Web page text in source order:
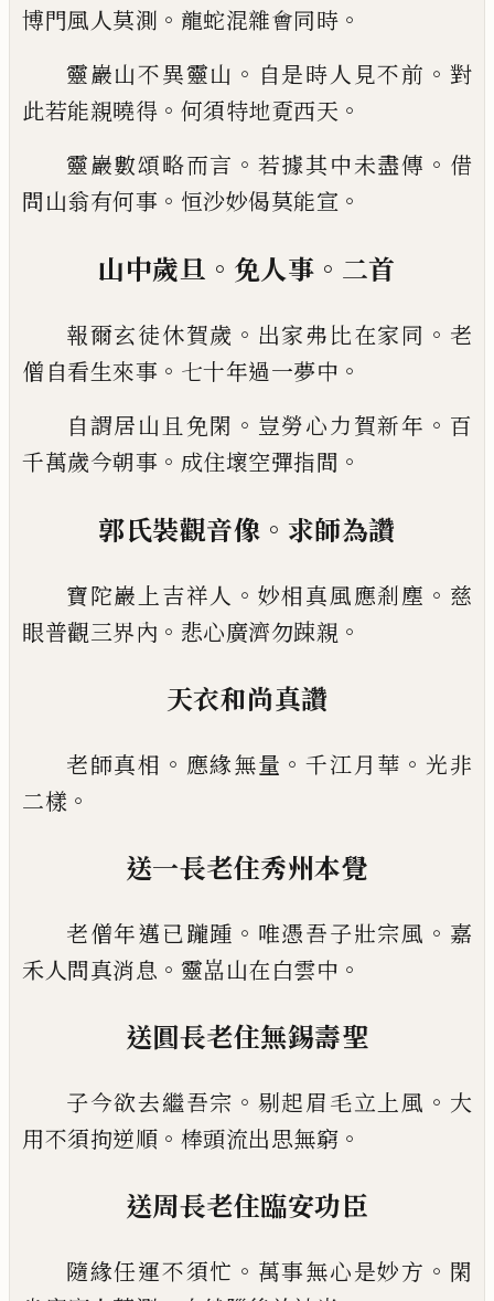
博門風人莫測 。 龍蛇混雜會同時 。
靈巖山不異靈山 。 自是時人見不前 。 對
此若能親曉得 。 何須特地覔西天 。
靈巖數頌略而言 。 若據其中未盡傳 。 借
問山翁有何事 。 恒沙妙偈莫能宣 。
山中歲旦 。 免人事 。 二首
報爾玄徒休賀歲 。 出家弗比在家同 。 老
僧自看生來事 。 七十年過一夢中 。
自謂居山且免閑 。 豈勞心力賀新年 。 百
千萬歲今朝事 。 成住壞空彈指間 。
郭氏裝觀音像 。 求師為讚
寶陀巖上吉祥人 。 妙相真風應剎塵 。 慈
眼普觀三界內 。 悲心廣濟勿踈親 。
天衣和尚真讚
老師真相 。 應緣無量 。千江月華 。 光非
二樣 。
送一長老住秀州本覺
老僧年邁已躘踵 。 唯憑吾子壯宗風 。 嘉
禾人問真消息 。 靈嵓山在白雲中 。
送圓長老住無錫壽聖
子今欲去繼吾宗 。 剔起眉毛立上風 。 大
用不須拘逆順 。 棒頭流出思無窮 。
送周長老住臨安功臣
隨緣任運不須忙 。 萬事無心是妙方 。 閑